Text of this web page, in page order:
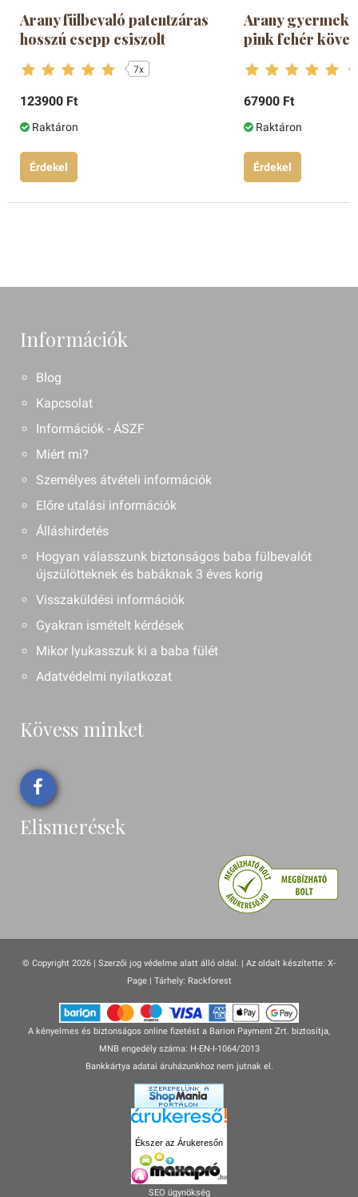
Arany fülbevaló patentzáras
hosszú csepp csiszolt
7x
123900 Ft
Raktáron
Érdekel
Arany gyermek
pink fehér
67900 Ft
Raktáron
Érdekel
Információk
Blog
Kapcsolat
Információk - ÁSZF
Miért mi?
Személyes átvételi információk
Előre utalási információk
Álláshirdetés
Hogyan válasszunk biztonságos baba fülbevalót
újszülötteknek és babáknak 3 éves korig
Visszaküldési információk
Gyakran ismételt kérdések
Mikor lyukasszuk ki a baba fülét
Adatvédelmi nyilatkozat
Kövess minket
Elismerések
© Copyright 2026 | Szerzői jog védelme alatt álló oldal. | Az oldalt készítette: X-
Page| Tárhely: Rackforest
A kényelmes és biztonságos online fizetést a Barion Payment Zrt. biztosítja,
MNB engedély száma: H-EN-I-1064/2013
Bankkártya adatai áruházunkhoz nem jutnak el.
Ékszer az Árukeresőn
SEO ügynökség